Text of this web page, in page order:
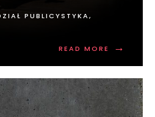
PUBLICYSTYKA,
READ MORE →